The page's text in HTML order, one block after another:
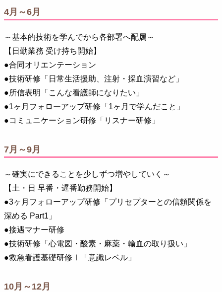
4月～6月
～基本的技術を学んでから各部署へ配属～
【日勤業務 受け持ち開始】
●合同オリエンテーション
●技術研修「日常生活援助、注射・採血演習など」
●所信表明「こんな看護師になりたい」
●1ヶ月フォローアップ研修「1ヶ月で学んだこと」
●コミュニケーション研修「リスナー研修」
7月～9月
～確実にできることを少しずつ増やしていく～
【土・日 早番・遅番勤務開始】
●3ヶ月フォローアップ研修「プリセプターとの信頼関係を
深める Part1」
●接遇マナー研修
●技術研修「心電図・酸素・麻薬・輸血の取り扱い」
●救急看護基礎研修Ⅰ「意識レベル」
10月～12月